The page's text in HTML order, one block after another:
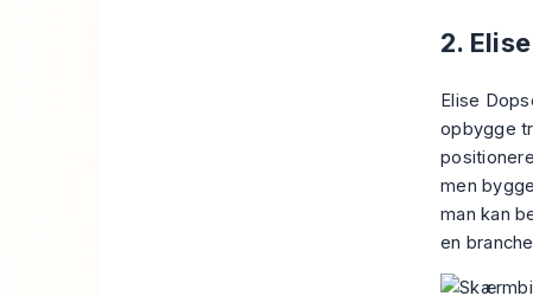
2.
Elise
opbygge
men
man kan
en